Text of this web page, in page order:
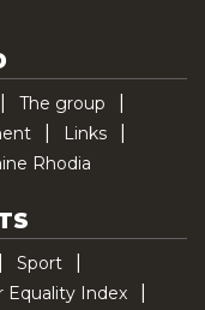
The group
Links
Rhodia
Sport
Equality Index